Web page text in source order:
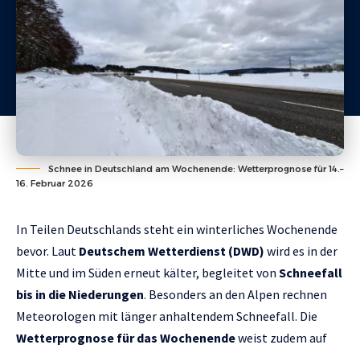
Schnee in Deutschland am Wochenende: Wetterprognose für 14.–
16. Februar 2026
In Teilen Deutschlands steht ein winterliches Wochenende
bevor. Laut Deutschem Wetterdienst (DWD) wird es in der
Mitte und im Süden erneut kälter, begleitet von Schneefall
bis in die Niederungen. Besonders an den Alpen rechnen
Meteorologen mit länger anhaltendem Schneefall. Die
Wetterprognose für das Wochenendeweist zudem auf